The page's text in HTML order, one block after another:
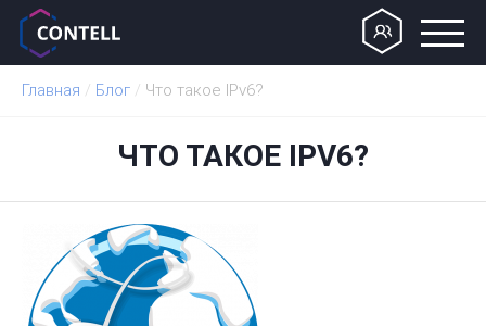
Главная / Блог / Что такое IPv6?
ЧТО ТАКОЕ IPV6?